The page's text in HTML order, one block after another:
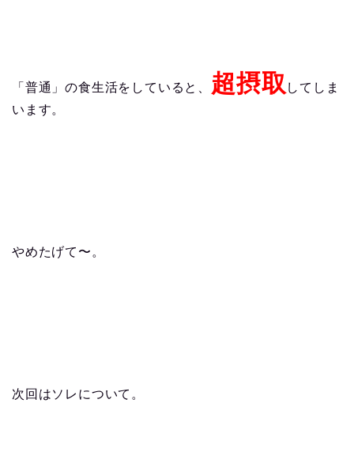
「普通」の食生活をしていると、 超摂取 してしま
います。
やめたげて〜。
次回はソレについて。